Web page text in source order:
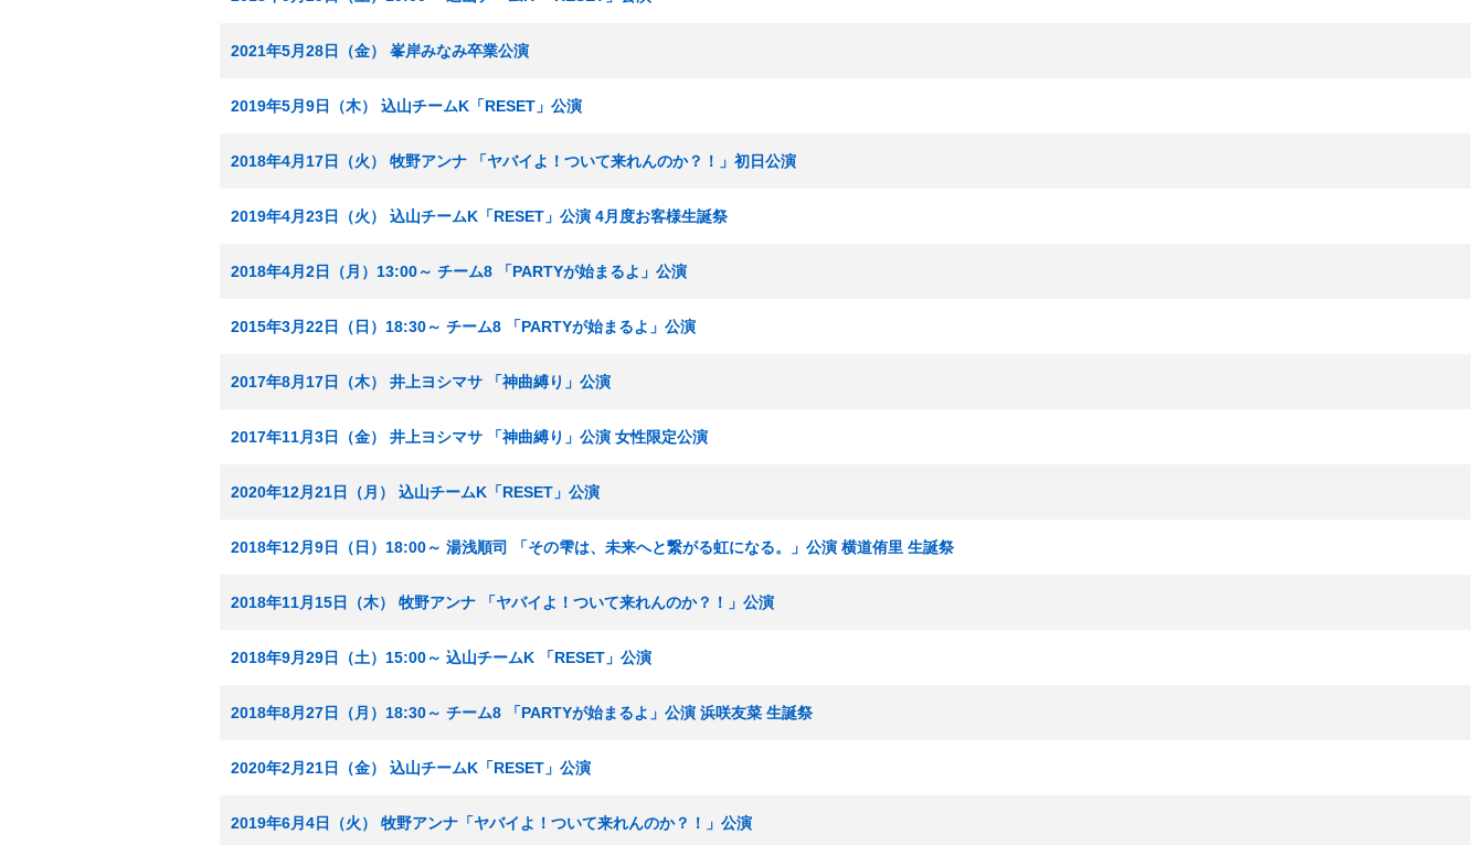
2021年5月28日（金） 峯岸みなみ卒業公演
2019年5月9日（木） 込山チームK「RESET」公演
2018年4月17日（火） 牧野アンナ 「ヤバイよ！ついて来れんのか？！」初日公演
2019年4月23日（火） 込山チームK「RESET」公演 4月度お客様生誕祭
2018年4月2日（月）13:00～ チーム8 「PARTYが始まるよ」公演
2015年3月22日（日）18:30～ チーム8 「PARTYが始まるよ」公演
2017年8月17日（木） 井上ヨシマサ 「神曲縛り」公演
2017年11月3日（金） 井上ヨシマサ 「神曲縛り」公演 女性限定公演
2020年12月21日（月） 込山チームK「RESET」公演
2018年12月9日（日）18:00～ 湯浅順司 「その雫は、未来へと繋がる虹になる。」公演 横道侑里 生誕祭
2018年11月15日（木） 牧野アンナ 「ヤバイよ！ついて来れんのか？！」公演
2018年9月29日（土）15:00～ 込山チームK 「RESET」公演
2018年8月27日（月）18:30～ チーム8 「PARTYが始まるよ」公演 浜咲友菜 生誕祭
2020年2月21日（金） 込山チームK「RESET」公演
2019年6月4日（火） 牧野アンナ「ヤバイよ！ついて来れんのか？！」公演